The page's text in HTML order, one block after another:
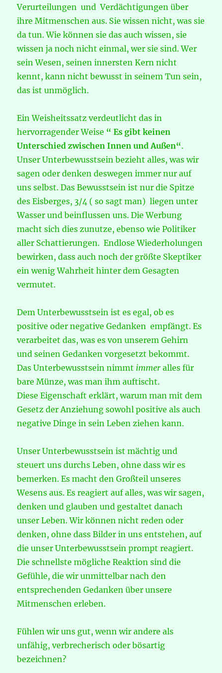
Verurteilungen und Verdächtigungen über
ihre Mitmenschen aus. Sie wissen nicht, was sie
da tun. Wie können sie das auch wissen, sie
wissen ja noch nicht einmal, wer sie sind. Wer
sein Wesen, seinen innersten Kern nicht
kennt, kann nicht bewusst in seinem Tun sein,
das ist unmöglich.
Ein Weisheitssatz verdeutlicht das in
hervorragender Weise “Es gibt keinen
Unterschied zwischen Innen und Außen“.
Unser Unterbewusstsein bezieht alles, was wir
sagen oder denken deswegen immer nur auf
uns selbst. Das Bewusstsein ist nur die Spitze
des Eisberges, 3/4 ( so sagt man) liegen unter
Wasser und beinflussen uns. Die Werbung
macht sich dies zunutze, ebenso wie Politiker
aller Schattierungen. Endlose Wiederholungen
bewirken, dass auch noch der größte Skeptiker
ein wenig Wahrheit hinter dem Gesagten
vermutet.
Dem Unterbewusstsein ist es egal, ob es
positive oder negative Gedanken empfängt. Es
verarbeitet das, was es von unserem Gehirn
und seinen Gedanken vorgesetzt bekommt.
Das Unterbewusstsein nimmt immer alles für
bare Münze, was man ihm auftischt.
Diese Eigenschaft erklärt, warum man mit dem
Gesetz der Anziehung sowohl positive als auch
negative Dinge in sein Leben ziehen kann.
Unser Unterbewusstsein ist mächtig und
steuert uns durchs Leben, ohne dass wir es
bemerken. Es macht den Großteil unseres
Wesens aus. Es reagiert auf alles, was wir sagen,
denken und glauben und gestaltet danach
unser Leben. Wir können nicht reden oder
denken, ohne dass Bilder in uns entstehen, auf
die unser Unterbewusstsein prompt reagiert.
Die schnellste mögliche Reaktion sind die
Gefühle, die wir unmittelbar nach den
entsprechenden Gedanken über unsere
Mitmenschen erleben.
Fühlen wir uns gut, wenn wir andere als
unfähig, verbrecherisch oder bösartig
bezeichnen?